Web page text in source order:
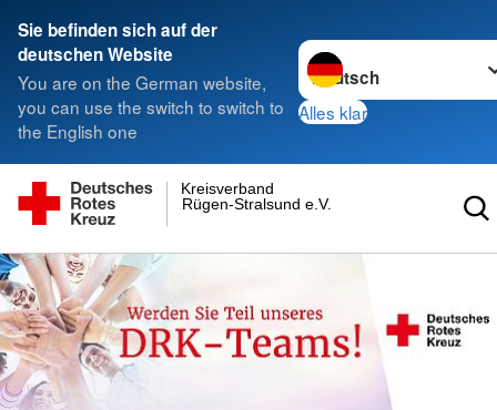
Sie befinden sich auf der
deutschen Website
You are on the German website,
you can use the switch to switch to
the English one
Sprache wechseln zu
Alles klar
Rügen-Stralsund e.V.
Kreisverband